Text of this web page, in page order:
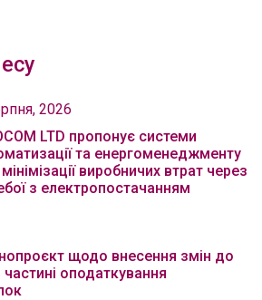
2026
LTD пропонує системи
та енергоменеджменту
виробничих втрат через
з електропостачанням
щодо внесення змін до
оподаткування